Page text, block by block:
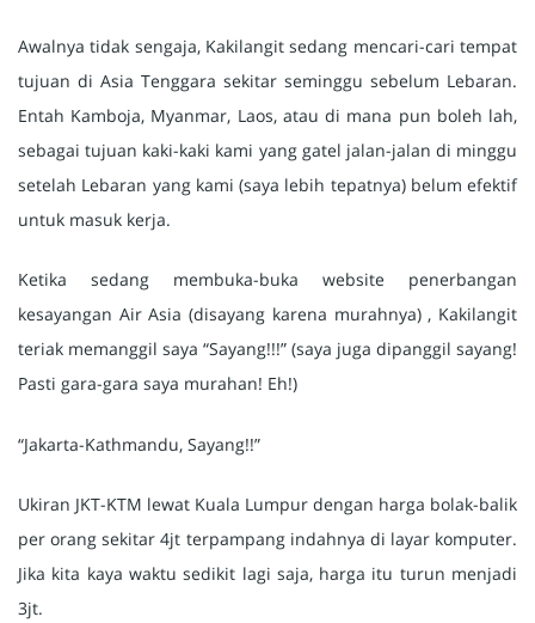
Awalnya tidak sengaja, Kakilangit sedang mencari-cari tempat
tujuan di Asia Tenggara sekitar seminggu sebelum Lebaran.
Entah Kamboja, Myanmar, Laos, atau di mana pun boleh lah,
sebagai tujuan kaki-kaki kami yang gatel jalan-jalan di minggu
setelah Lebaran yang kami (saya lebih tepatnya) belum efektif
untuk masuk kerja.
Ketika sedang membuka-buka website penerbangan
kesayangan Air Asia (disayang karena murahnya) , Kakilangit
teriak memanggil saya “Sayang!!!” (saya juga dipanggil sayang!
Pasti gara-gara saya murahan! Eh!)
“Jakarta-Kathmandu, Sayang!!”
Ukiran JKT-KTM lewat Kuala Lumpur dengan harga bolak-balik
per orang sekitar 4jt terpampang indahnya di layar komputer.
Jika kita kaya waktu sedikit lagi saja, harga itu turun menjadi
3jt.